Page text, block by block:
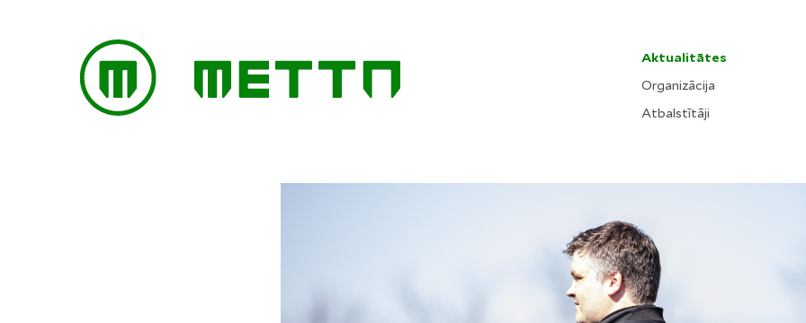
Aktualitātes
Organizācija
Atbalstītāji